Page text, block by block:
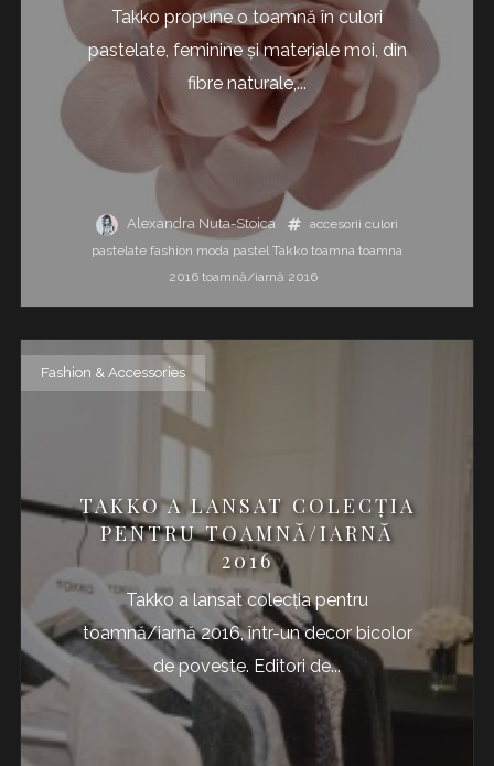
Takko propune o toamnă în culori
pastelate, feminine și materiale moi, din
fibre naturale,...
Alexandra Nuta-Stoica accesorii culori
pastelate fashion moda pastel Takko toamna toamna
2016 toamnă/iarnă 2016
Fashion & Accessories
TAKKO A LANSAT COLECȚIA
PENTRU TOAMNĂ/IARNĂ
2016
Takko a lansat colecția pentru
toamnă/iarnă 2016, într-un decor bicolor
de poveste. Editori de...